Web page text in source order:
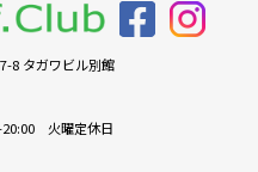
8 タガワビル別館
火曜定休日